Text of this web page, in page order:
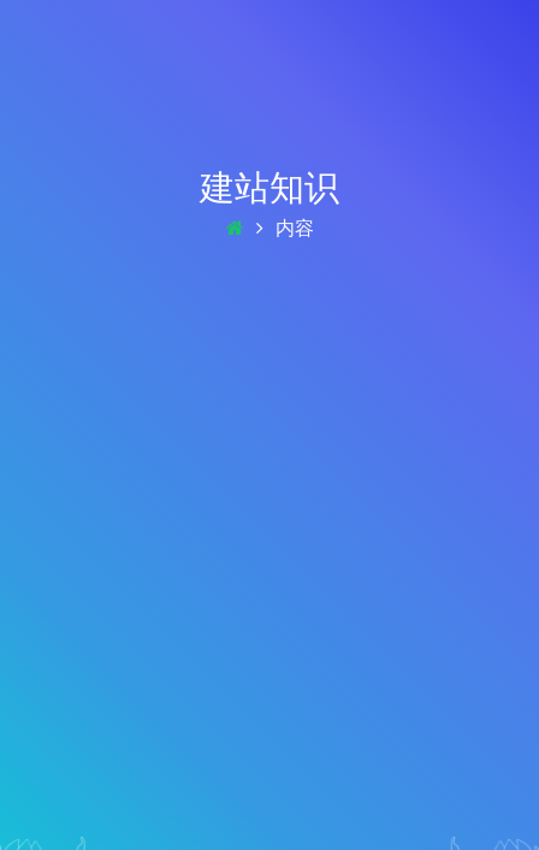
建站知识
内容